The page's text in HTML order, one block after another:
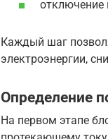
отключение
Каждый шаг
электроэнергии,
Определение
На первом этапе